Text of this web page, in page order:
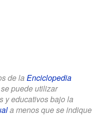
de la Enciclopedia
puede utilizar
y educativos bajo la
a menos que se indique